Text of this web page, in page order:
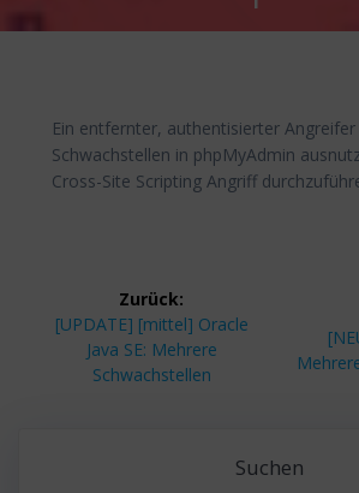
Ein entfernter, authentisierter
Schwachstellen in phpMyAdmin
Cross-Site Scripting Angriff
Beitragsnavigation
Zurück:
Vorheriger
Beitrag:
[UPDATE] [mittel] Oracle
Java SE: Mehrere
Schwachstellen
Suchen